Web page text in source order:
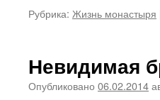
Рубрика: Жизнь монастыря
Невидимая
Опубликовано 06.02.2014